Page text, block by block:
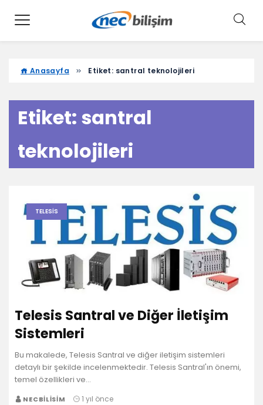
Anasayfa Etiket: santral teknolojileri
Etiket: santral
teknolojileri
TELESIS
Telesis Santral ve Diğer İletişim
Sistemleri
Bu makalede, Telesis Santral ve diğer iletişim sistemleri
detaylı bir şekilde incelenmektedir. Telesis Santral'ın önemi,
temel özellikleri ve…
NECBILISIM 1 yıl önce